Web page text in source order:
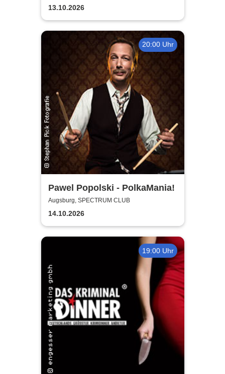
13.10.2026
20:00 Uhr
Pawel Popolski - PolkaMania!
Augsburg, SPECTRUM CLUB
14.10.2026
19:00 Uhr